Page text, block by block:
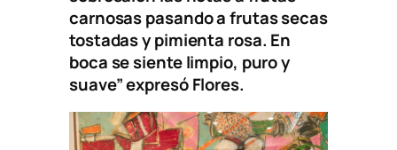
carnosas pasando a frutas secas
tostadas y pimienta rosa. En
boca se siente limpio, puro y
suave”expresó Flores.